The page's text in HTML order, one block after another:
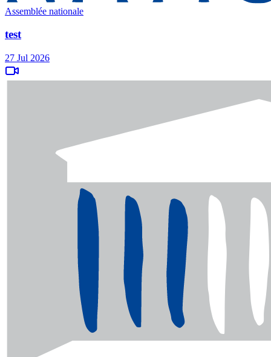
Assemblée nationale
test
27 Jul 2026